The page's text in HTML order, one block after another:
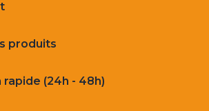
produits
rapide (24h - 48h)